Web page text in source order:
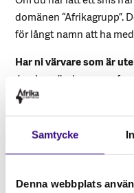
Samtycke
Denna webbplats
domänen “Afrikagrupp”.
för långt namn att ha
Har ni värvare som är
Ja, vi använder oss av
kan bli medlem via
surfplattor, tar aldrig
bekräftelse när du
regelbundet